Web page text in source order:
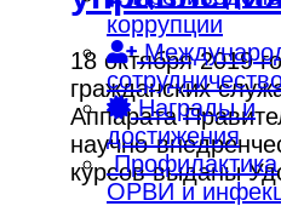
коррупции
Награды и
достижения
Профилактика
ОРВИ и
18 октября 2019
гражданских
Аппарата
научно-
курсов выданы